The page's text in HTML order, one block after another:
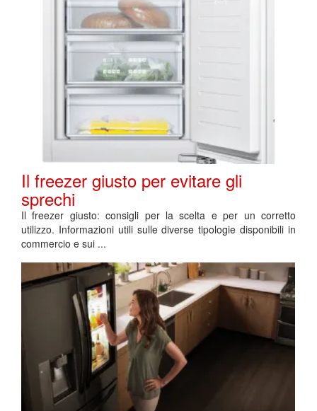
Il freezer giusto per evitare gli
sprechi
Il freezer giusto: consigli per la scelta e per un corretto
utilizzo. Informazioni utili sulle diverse tipologie disponibili in
commercio e sui ...